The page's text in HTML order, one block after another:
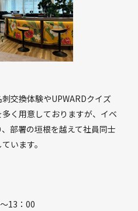
交換体験やUPWARDクイズ
く用意しておりますが、イベ
部署の垣根を越えて社員同士
います。
13：00